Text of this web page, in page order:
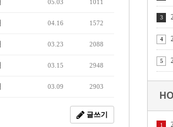
05.03 1011
04.16 1572
03.23 2088
03.15 2948
03.09 2903
글쓰기
3
4
5
1